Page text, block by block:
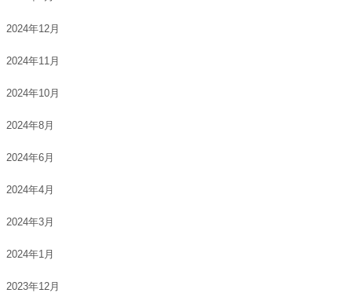
2024年12月
2024年11月
2024年10月
2024年8月
2024年6月
2024年4月
2024年3月
2024年1月
2023年12月